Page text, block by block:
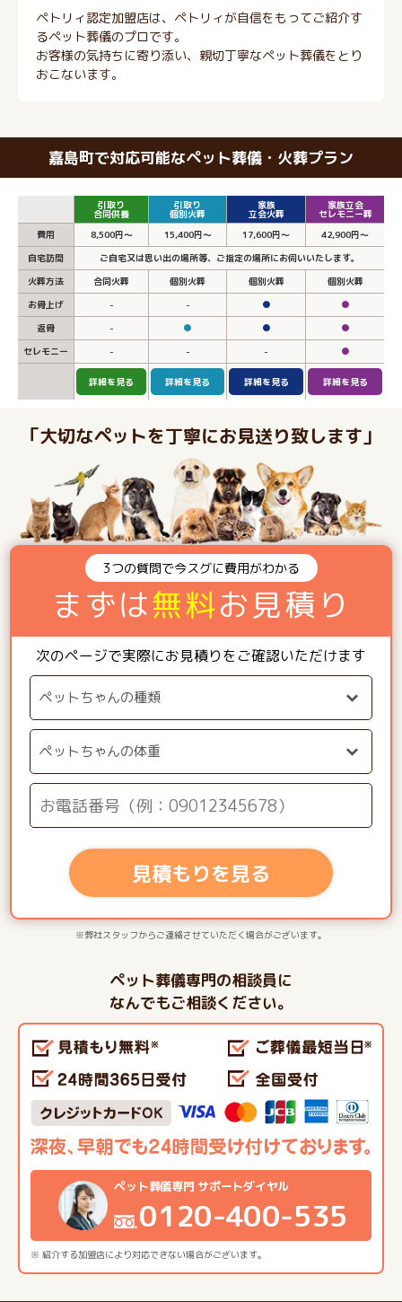
ペトリィ認定加盟店は、ペトリィが自信をもってご紹介す
るペット葬儀のプロです。
お客様の気持ちに寄り添い、親切丁寧なペット葬儀をとり
おこないます。
嘉島町で対応可能なペット葬儀・火葬プラン
引取り
合同供養
引取り
個別火葬
家族
立会火葬
家族立会
セレモニー葬
費用
8,500円～ 15,400円～ 17,600円～
42,900円～
自宅訪問
ご自宅又は思い出の場所等、ご指定の場所にお伺いいたします。
火葬方法
合同火葬 個別火葬 個別火葬
個別火葬
お骨上げ
- - ●
●
返骨
- ● ●
●
セレモニー
- - - ●
詳細を見る 詳細を見る 詳細を見る 詳細を見る
「大切なペットを丁寧にお見送り致します」
3つの質問で今スグに費用がわかる
まずは無料お見積り
次のページで実際にお見積りをご確認いただけます
見積もりを見る
※弊社スタッフからご連絡させていただく場合がございます。
ペット葬儀専門の相談員に
なんでもご相談ください。
※ 紹介する加盟店により対応できない場合がございます。
ペット葬儀専門 サポートダイヤル
0120-400-535